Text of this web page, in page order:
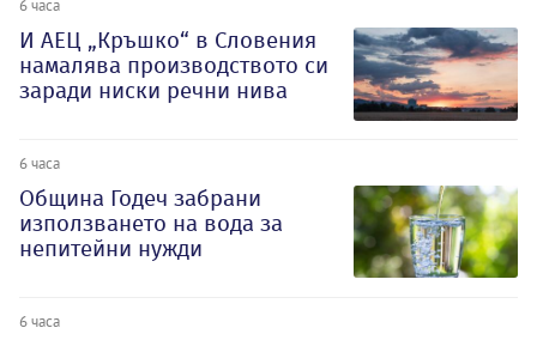
6 часа
И АЕЦ „Кръшко“ в Словения
намалява производството си
заради ниски речни нива
6 часа
Община Годеч забрани
използването на вода за
непитейни нужди
6 часа